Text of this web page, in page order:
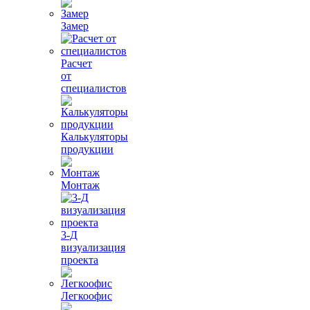
Замер
Расчет
от
специалистов
Калькуляторы
продукции
Монтаж
3-Д
визуализация
проекта
Легкоофис